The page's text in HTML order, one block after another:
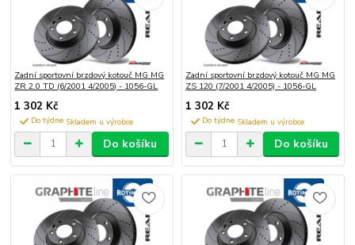
Zadní sportovní brzdový kotouč MG MG
ZR 2.0 TD (6/2001 4/2005) - 1056-GL
1 302 Kč
Do týdne
Do košíku
Zadní sportovní brzdový kotouč MG MG
ZS 120 (7/2001 4/2005) - 1056-GL
1 302 Kč
Do týdne
Do košíku